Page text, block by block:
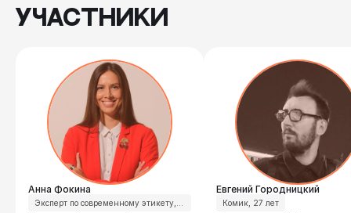
УЧАСТНИКИ
Анна Фокина
Эксперт по современному этикету,
Евгений Городницкий
Комик, 27 лет